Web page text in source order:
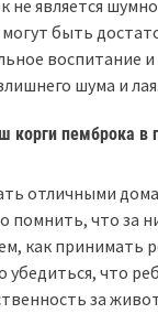
не является
быть
воспитание и
шума и лая.
корги пемброка в
отличными
помнить, что за
как принимать
убедиться, что
за